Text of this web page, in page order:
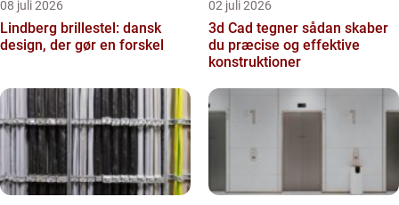
08 juli 2026
Lindberg brillestel: dansk
design, der gør en forskel
02 juli 2026
3d Cad tegner sådan skaber
du præcise og effektive
konstruktioner